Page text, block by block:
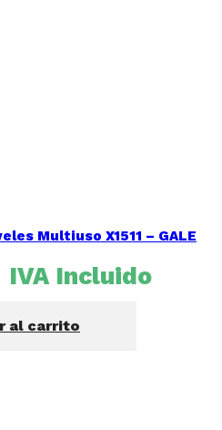
Multiuso X1511 – GALE
IVA Incluido
al carrito